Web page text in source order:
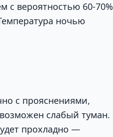
с вероятностью 60-70%
ночью
с прояснениями,
слабый туман.
прохладно —